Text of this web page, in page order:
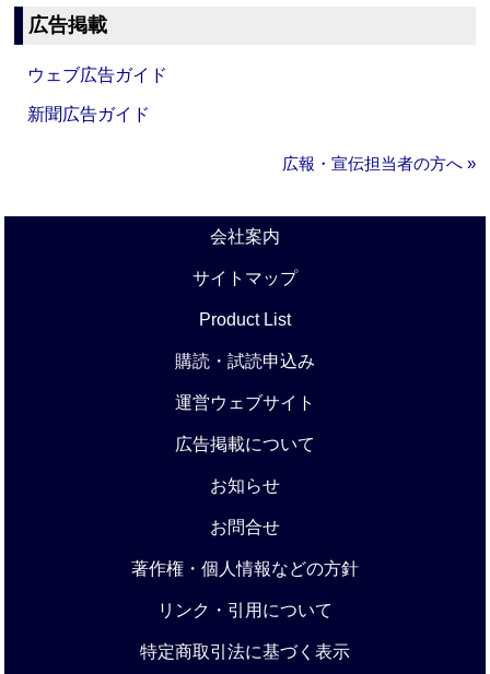
広告掲載
ウェブ広告ガイド
新聞広告ガイド
広報・宣伝担当者の方へ »
会社案内
サイトマップ
Product List
購読・試読申込み
運営ウェブサイト
広告掲載について
お知らせ
お問合せ
著作権・個人情報などの方針
リンク・引用について
特定商取引法に基づく表示